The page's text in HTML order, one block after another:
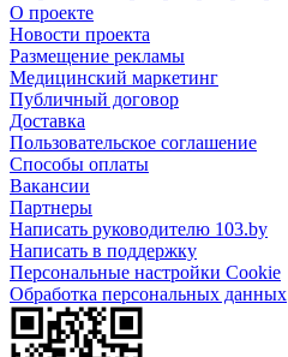
О проекте
Новости проекта
Размещение рекламы
Медицинский маркетинг
Публичный договор
Доставка
Пользовательское соглашение
Способы оплаты
Вакансии
Партнеры
Написать руководителю 103.by
Написать в поддержку
Персональные настройки Cookie
Обработка персональных данных